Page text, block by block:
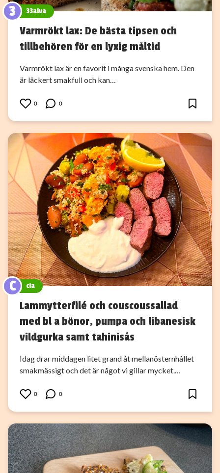
3 33alva
Varmrökt lax: De bästa tipsen och
tillbehören för en lyxig måltid
Varmrökt lax är en favorit i många svenska hem. Den
är läckert smakfull och kan…
0 0
C cia
Lammytterfilé och couscoussallad
med bl a bönor, pumpa och libanesisk
vildgurka samt tahinisås
Idag drar middagen litet grand åt mellanösternhållet
smakmässigt och det är något vi gillar mycket.…
0 0